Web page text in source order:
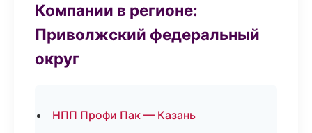
Компании в регионе:
Приволжский федеральный
округ
НПП Профи Пак — Казань